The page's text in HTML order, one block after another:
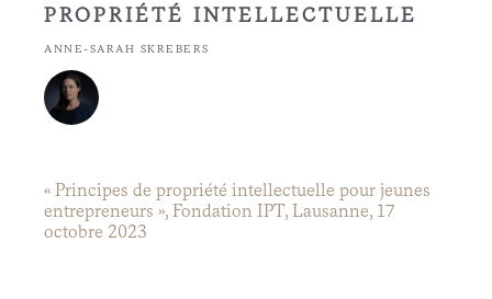
PROPRIÉTÉ INTELLECTUELLE
ANNE-SARAH SKREBERS
« Principes de propriété intellectuelle pour jeunes
entrepreneurs », Fondation IPT, Lausanne, 17
octobre 2023